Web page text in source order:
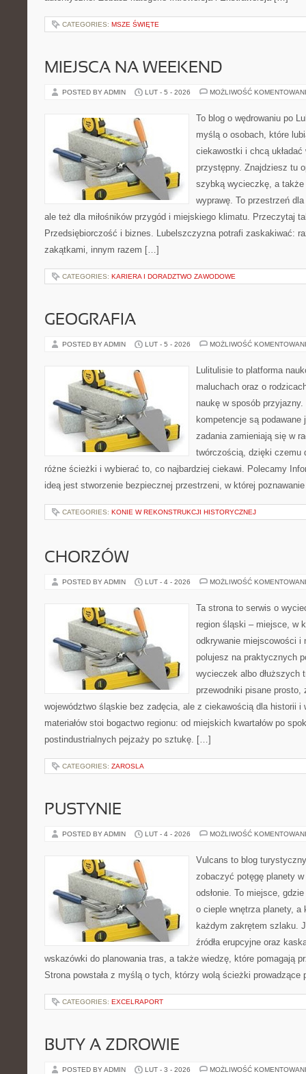
CATEGORIES: MSZE ŚWIĘTE
MIEJSCA NA WEEKEND
POSTED BY ADMIN LUT - 5 - 2026 MOŻLIWOŚĆ
To blog o wędrowaniu po
myślą o osobach, które
ciekawostki i chcą
przystępny. Znajdziesz tu
szybką wycieczkę, a także
wyprawę. To przestrzeń
ale też dla miłośników przygód i miejskiego klimatu. Przeczytaj
Przedsiębiorczość i biznes. Lubelszczyzna potrafi zaskakiwać:
zakątkami, innym razem […]
CATEGORIES: KARIERA I DORADZTWO ZAWODOWE
GEOGRAFIA
POSTED BY ADMIN LUT - 5 - 2026 MOŻLIWOŚĆ
Lulitulisie to platforma
maluchach oraz o
naukę w sposób
kompetencje są
zadania zamieniają się w
twórczością, dzięki czemu
różne ścieżki i wybierać to, co najbardziej ciekawi. Polecamy
ideą jest stworzenie bezpiecznej przestrzeni, w której
CATEGORIES: KONIE W REKONSTRUKCJI HISTORYCZNEJ
CHORZÓW
POSTED BY ADMIN LUT - 4 - 2026 MOŻLIWOŚĆ
Ta strona to serwis o
region śląski – miejsce, w
odkrywanie miejscowości i
polujesz na praktycznych
wycieczek albo dłuższych
przewodniki pisane prosto,
województwo śląskie bez zadęcia, ale z ciekawością dla historii i
materiałów stoi bogactwo regionu: od miejskich kwartałów po
postindustrialnych pejzaży po sztukę. […]
CATEGORIES: ZAROSLA
PUSTYNIE
POSTED BY ADMIN LUT - 4 - 2026 MOŻLIWOŚĆ
Vulcans to blog
zobaczyć potęgę planety
odsłonie. To miejsce,
o cieple wnętrza planety, a
każdym zakrętem szlaku.
źródła erupcyjne oraz
wskazówki do planowania tras, a także wiedzę, które pomagają
Strona powstała z myślą o tych, którzy wolą ścieżki
CATEGORIES: EXCELRAPORT
BUTY A ZDROWIE
POSTED BY ADMIN LUT - 3 - 2026 MOŻLIWOŚĆ